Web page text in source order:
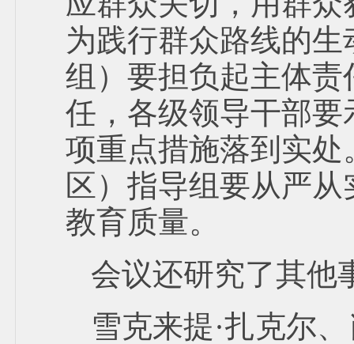
为践行群众路线的
组）要担负起主体
任，各级领导干部
项重点措施落到实
区）指导组要从严
教育质量。
会议还研究了其他
雪克来提·扎克尔